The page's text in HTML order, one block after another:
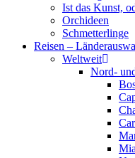
Ist das Kunst,
Orchideen
Schmetterlinge
Reisen –
Weltweit
Nord-